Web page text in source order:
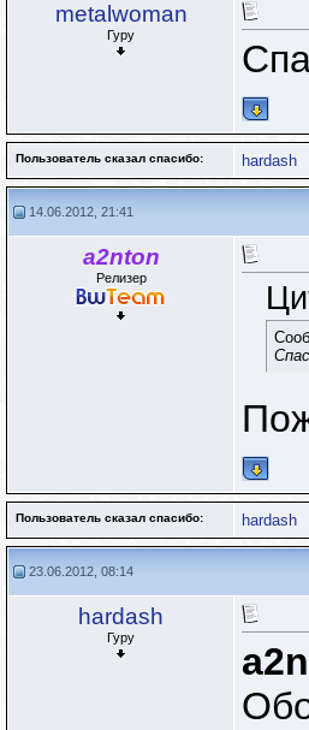
metalwoman
Гуру
Пользователь сказал cпасибо: hardash
14.06.2012, 21:41
a2nton
Релизер
Пользователь сказал cпасибо: hardash
23.06.2012, 08:14
hardash
Гуру